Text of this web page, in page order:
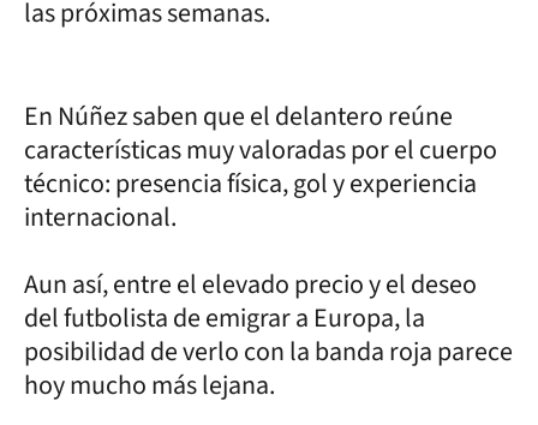
las próximas semanas.
En Núñez saben que el delantero reúne
características muy valoradas por el cuerpo
técnico: presencia física, gol y experiencia
internacional.
Aun así, entre el elevado precio y el deseo
del futbolista de emigrar a Europa, la
posibilidad de verlo con la banda roja parece
hoy mucho más lejana.